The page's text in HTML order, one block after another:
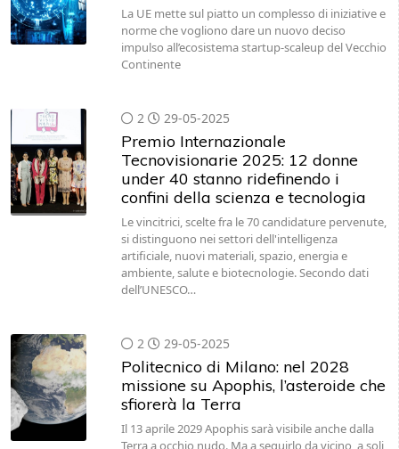
La UE mette sul piatto un complesso di iniziative e
norme che vogliono dare un nuovo deciso
impulso all’ecosistema startup-scaleup del Vecchio
Continente
2 29-05-2025
Premio Internazionale
Tecnovisionarie 2025: 12 donne
under 40 stanno ridefinendo i
confini della scienza e tecnologia
Le vincitrici, scelte fra le 70 candidature pervenute,
si distinguono nei settori dell'intelligenza
artificiale, nuovi materiali, spazio, energia e
ambiente, salute e biotecnologie. Secondo dati
dell’UNESCO…
2 29-05-2025
Politecnico di Milano: nel 2028
missione su Apophis, l’asteroide che
sfiorerà la Terra
Il 13 aprile 2029 Apophis sarà visibile anche dalla
Terra a occhio nudo. Ma a seguirlo da vicino, a soli